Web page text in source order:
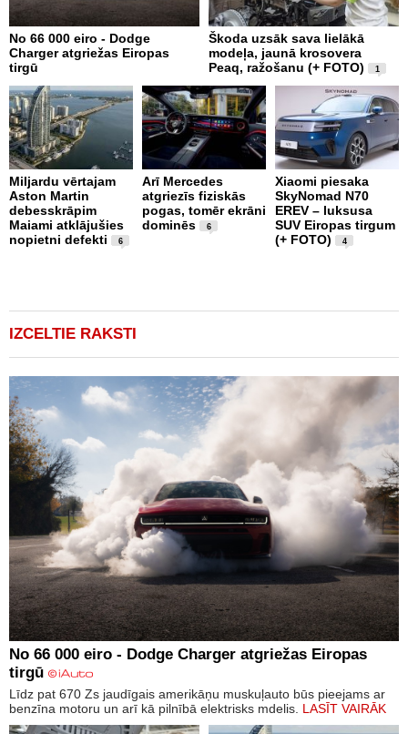
No 66 000 eiro - Dodge
Charger atgriežas Eiropas
tirgū
Škoda uzsāk sava lielākā
modeļa, jaunā krosovera
Peaq, ražošanu (+ FOTO)
1
Miljardu vērtajam
Aston Martin
debesskrāpim
Maiami atklājušies
nopietni defekti
6
Arī Mercedes
atgriezīs fiziskās
pogas, tomēr ekrāni
dominēs
6
Xiaomi piesaka
SkyNomad N70
EREV – luksusa
SUV Eiropas tirgum
(+ FOTO)
4
IZCELTIE RAKSTI
No 66 000 eiro - Dodge Charger atgriežas Eiropas
tirgū
Līdz pat 670 Zs jaudīgais amerikāņu muskuļauto būs pieejams ar
benzīna motoru un arī kā pilnībā elektrisks mdelis. LASĪT VAIRĀK